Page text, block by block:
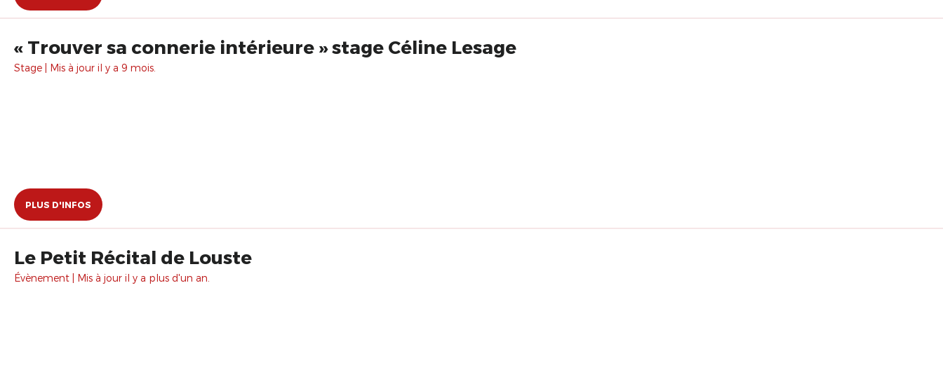
« Trouver sa connerie intérieure » stage Céline Lesage
Stage | Mis à jour il y a 9 mois.
PLUS D'INFOS
Le Petit Récital de Louste
Évènement | Mis à jour il y a plus d'un an.